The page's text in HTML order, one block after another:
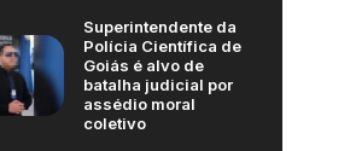
Superintendente da
Polícia Científica de
Goiás é alvo de
batalha judicial por
assédio moral
coletivo